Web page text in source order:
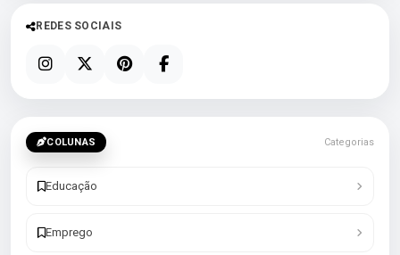
REDES SOCIAIS
COLUNAS Categorias
Educação
Emprego